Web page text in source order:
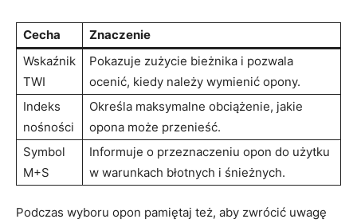
Cecha
Znaczenie
Wskaźnik
TWI
Pokazuje zużycie bieżnika i pozwala
ocenić, kiedy należy wymienić opony.
Indeks
nośności
Określa maksymalne obciążenie, jakie
opona może przenieść.
Symbol
M+S
Informuje o przeznaczeniu opon do użytku
w warunkach błotnych i śnieżnych.
Podczas wyboru opon pamiętaj też, aby zwrócić uwagę